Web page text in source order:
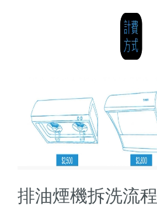
排油煙機拆洗流程